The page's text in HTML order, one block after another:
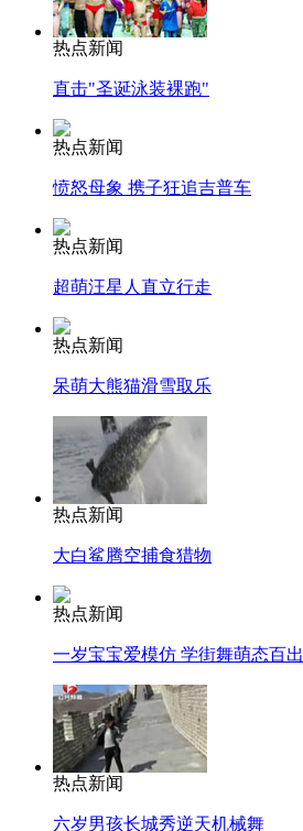
热点新闻
直击"圣诞泳装裸跑"
热点新闻
愤怒母象 携子狂追吉普车
热点新闻
超萌汪星人直立行走
热点新闻
呆萌大熊猫滑雪取乐
热点新闻
大白鲨腾空捕食猎物
热点新闻
一岁宝宝爱模仿 学街舞萌态百出
热点新闻
六岁男孩长城秀逆天机械舞